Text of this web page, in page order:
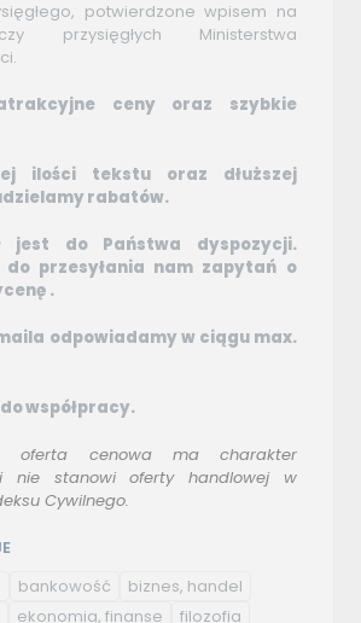
potwierdzone wpisem na
przysięgłych Ministerstwa
ceny oraz szybkie
ilości tekstu oraz dłuższej
rabatów.
jest do Państwa dyspozycji.
do przesyłania nam zapytań o
.
odpowiadamy w ciągu max.
współpracy.
oferta cenowa ma charakter
nie stanowi oferty handlowej w
Cywilnego.
bankowość
biznes, handel
ekonomia, finanse
filozofia